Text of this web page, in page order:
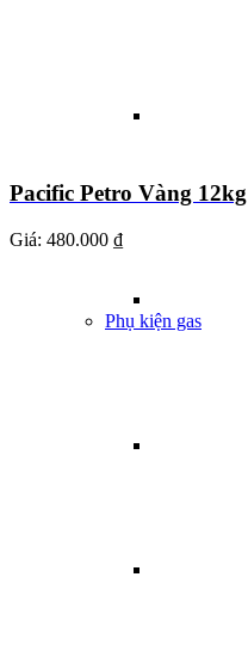
Phụ kiện gas
Pacific Petro Vàng 12kg
Giá: 480.000 ₫